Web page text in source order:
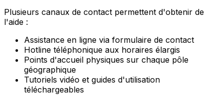
Plusieurs canaux de contact permettent d'obtenir de
l'aide :
Assistance en ligne via formulaire de contact
Hotline téléphonique aux horaires élargis
Points d'accueil physiques sur chaque pôle
géographique
Tutoriels vidéo et guides d'utilisation
téléchargeables